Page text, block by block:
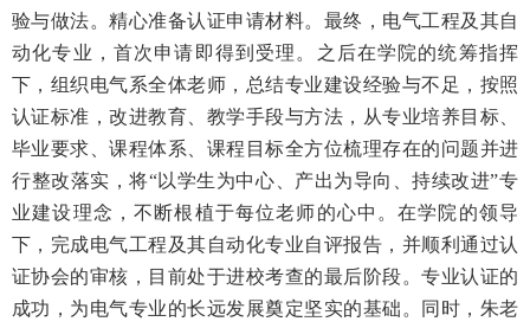
验与做法。精心准备认证申请材料。最终，电气工程及其自
动化专业，首次申请即得到受理。之后在学院的统筹指挥
下，组织电气系全体老师，总结专业建设经验与不足，按照
认证标准，改进教育、教学手段与方法，从专业培养目标、
毕业要求、课程体系、课程目标全方位梳理存在的问题并进
行整改落实，将“以学生为中心、产出为导向、持续改进”专
业建设理念，不断根植于每位老师的心中。在学院的领导
下，完成电气工程及其自动化专业自评报告，并顺利通过认
证协会的审核，目前处于进校考查的最后阶段。专业认证的
成功，为电气专业的长远发展奠定坚实的基础。同时，朱老